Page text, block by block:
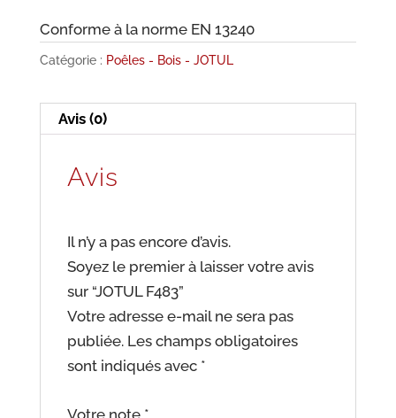
Conforme à la norme EN 13240
Catégorie : Poêles - Bois - JOTUL
Avis (0)
Avis
Il n’y a pas encore d’avis.
Soyez le premier à laisser votre avis
sur “JOTUL F483”
Votre adresse e-mail ne sera pas
publiée. Les champs obligatoires
sont indiqués avec *
Votre note *